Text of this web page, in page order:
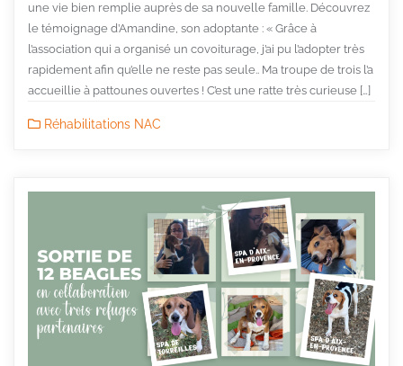
une vie bien remplie auprès de sa nouvelle famille. Découvrez
le témoignage d’Amandine, son adoptante : « Grâce à
l’association qui a organisé un covoiturage, j’ai pu l’adopter très
rapidement afin qu’elle ne reste pas seule.. Ma troupe de trois l’a
accueillie à pattounes ouvertes ! C’est une ratte très curieuse […]
Réhabilitations NAC